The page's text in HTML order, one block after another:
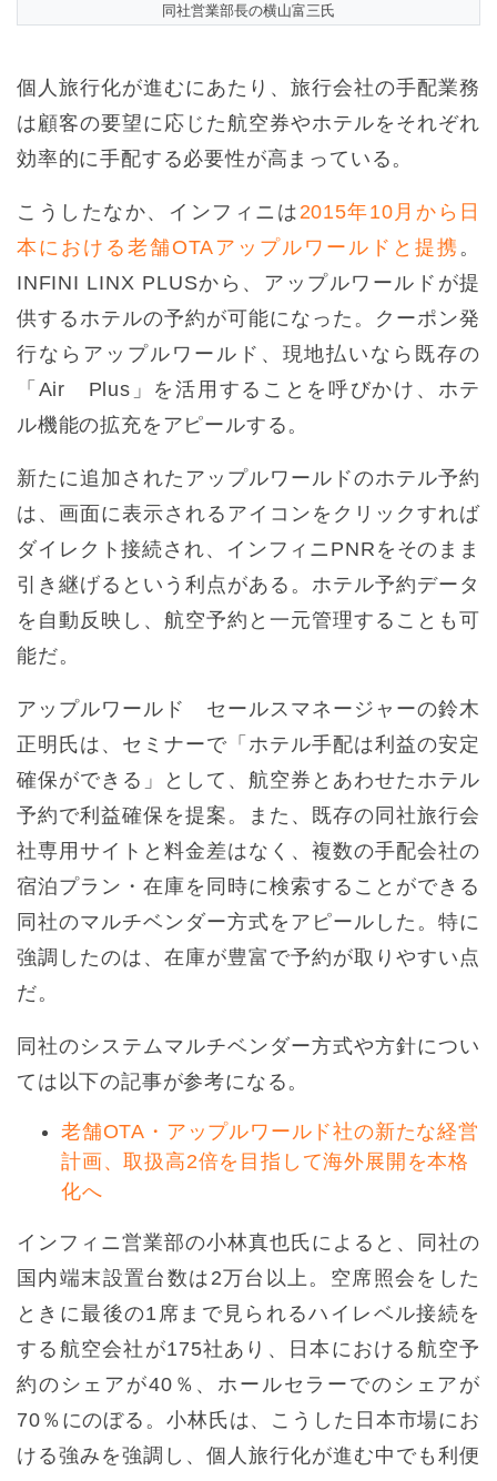
同社営業部長の横山富三氏
個人旅行化が進むにあたり、旅行会社の手配業務
は顧客の要望に応じた航空券やホテルをそれぞれ
効率的に手配する必要性が高まっている。
こうしたなか、インフィニは 2015年10月から日
本における老舗OTAアップルワールドと提携 。
INFINI LINX PLUSから、アップルワールドが提
供するホテルの予約が可能になった。クーポン発
行ならアップルワールド、現地払いなら既存の
「Air Plus」を活用することを呼びかけ、ホテ
ル機能の拡充をアピールする。
新たに追加されたアップルワールドのホテル予約
は、画面に表示されるアイコンをクリックすれば
ダイレクト接続され、インフィニPNRをそのまま
引き継げるという利点がある。ホテル予約データ
を自動反映し、航空予約と一元管理することも可
能だ。
アップルワールド セールスマネージャーの鈴木
正明氏は、セミナーで「ホテル手配は利益の安定
確保ができる」として、航空券とあわせたホテル
予約で利益確保を提案。また、既存の同社旅行会
社専用サイトと料金差はなく、複数の手配会社の
宿泊プラン・在庫を同時に検索することができる
同社のマルチベンダー方式をアピールした。特に
強調したのは、在庫が豊富で予約が取りやすい点
だ。
同社のシステムマルチベンダー方式や方針につい
ては以下の記事が参考になる。
老舗OTA・アップルワールド社の新たな経営
計画、取扱高2倍を目指して海外展開を本格
化へ
インフィニ営業部の小林真也氏によると、同社の
国内端末設置台数は2万台以上。空席照会をした
ときに最後の1席まで見られるハイレベル接続を
する航空会社が175社あり、日本における航空予
約のシェアが40％、ホールセラーでのシェアが
70％にのぼる。小林氏は、こうした日本市場にお
ける強みを強調し、個人旅行化が進む中でも利便